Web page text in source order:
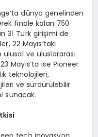
dünya genelinden
finale kalan 750
31 Türk girişimi de
22 Mayıs’taki
ulusal ve uluslararası
Mayıs’ta ise Pioneer
teknolojileri,
ve sürdürülebilir
sunacak.